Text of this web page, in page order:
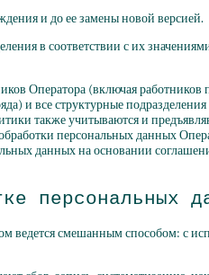
и до ее замены новой версией.
в соответствии с их
Оператора (включаяработников
и все структурные
также учитываются и
персональных данных
данных на основании
персональных
ведется смешанным способом: с